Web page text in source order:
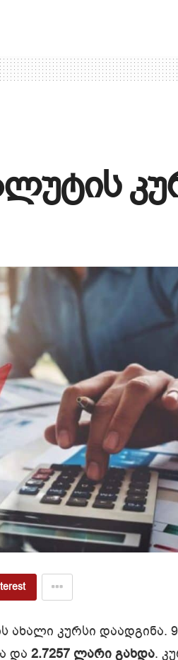
ახალი კურსი დაადგინა.
და 2.7257 ლარი გახდა.